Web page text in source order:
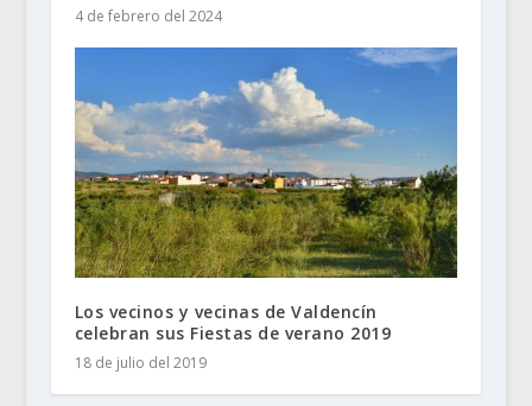
4 de febrero del 2024
Los vecinos y vecinas de Valdencín
celebran sus Fiestas de verano 2019
18 de julio del 2019